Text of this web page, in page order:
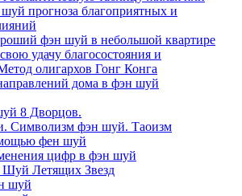
прогноза благоприятных и
фэн шуй в небольшой квартире
удачу благосостояния и
олигархов Гонг Конга
дома в фэн шуй
8 Дворцов.
Символизм фэн шуй. Таоизм
фен шуй
цифр в фэн шуй
Летящих Звезд
шуй